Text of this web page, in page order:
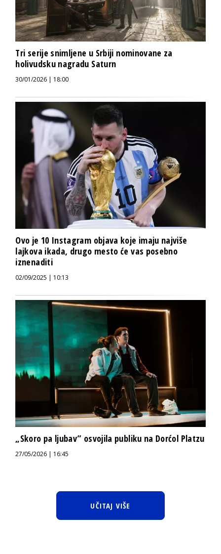
Tri serije snimljene u Srbiji nominovane za
holivudsku nagradu Saturn
30/01/2026 | 18:00
Ovo je 10 Instagram objava koje imaju najviše
lajkova ikada, drugo mesto će vas posebno
iznenaditi
02/09/2025 | 10:13
„Skoro pa ljubav” osvojila publiku na Dorćol Platzu
27/05/2026 | 16:45
UČITAJ VIŠE